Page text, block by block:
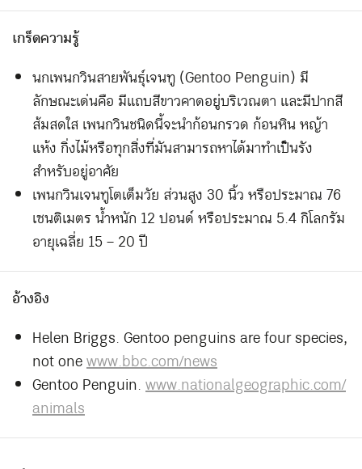
เกร็ดความรู้
นกเพนกวินสายพันธุ์เจนทู (Gentoo Penguin) มี
ลักษณะเด่นคือ มีแถบสีขาวคาดอยู่บริเวณตา และมีปากสี
ส้มสดใส เพนกวินชนิดนี้จะนำก้อนกรวด ก้อนหิน หญ้า
แห้ง กิ่งไม้หรือทุกสิ่งที่มันสามารถหาได้มาทำเป็นรัง
สำหรับอยู่อาศัย
เพนกวินเจนทูโตเต็มวัย ส่วนสูง 30 นิ้ว หรือประมาณ 76
เซนติเมตร น้ำหนัก 12 ปอนด์ หรือประมาณ 5.4 กิโลกรัม
อายุเฉลี่ย 15 – 20 ปี
อ้างอิง
Helen Briggs. Gentoo penguins are four species,
not onewww.bbc.com/news
Gentoo Penguin.www.nationalgeographic.com/
animals